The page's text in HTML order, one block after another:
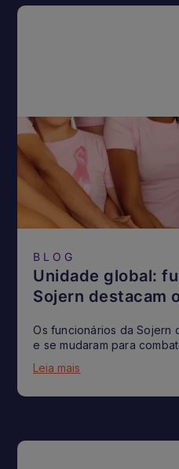
BLOG
Unidade global:
Sojern destacam
Os funcionários da Sojern
e se mudaram para
Leia mais